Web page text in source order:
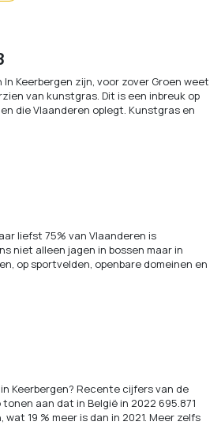
Keerbergen zijn, voor zover Groen weet
van kunstgras. Dit is een inbreuk op
die Vlaanderen oplegt. Kunstgras en
liefst 75% van Vlaanderen is
niet alleen jagen in bossen maar in
op sportvelden, openbare domeinen en
Keerbergen? Recente cijfers van de
aan dat in België in 2022 695.871
19 % meer is dan in 2021. Meer zelfs